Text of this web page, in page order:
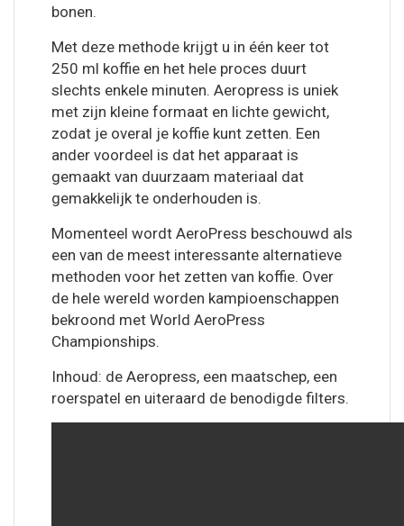
bonen.
Met deze methode krijgt u in één keer tot
250 ml koffie en het hele proces duurt
slechts enkele minuten. Aeropress is uniek
met zijn kleine formaat en lichte gewicht,
zodat je overal je koffie kunt zetten. Een
ander voordeel is dat het apparaat is
gemaakt van duurzaam materiaal dat
gemakkelijk te onderhouden is.
Momenteel wordt AeroPress beschouwd als
een van de meest interessante alternatieve
methoden voor het zetten van koffie. Over
de hele wereld worden kampioenschappen
bekroond met World AeroPress
Championships.
Inhoud: de Aeropress, een maatschep, een
roerspatel en uiteraard de benodigde filters.